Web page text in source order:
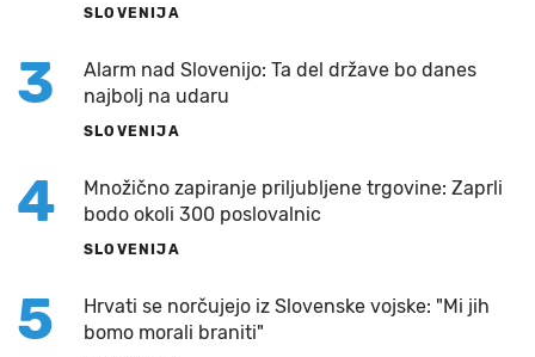
SLOVENIJA
3
Alarm nad Slovenijo: Ta del države bo danes
najbolj na udaru
SLOVENIJA
4
Množično zapiranje priljubljene trgovine: Zaprli
bodo okoli 300 poslovalnic
SLOVENIJA
5
Hrvati se norčujejo iz Slovenske vojske: "Mi jih
bomo morali braniti"